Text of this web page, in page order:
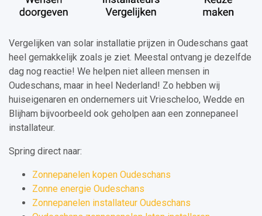
Vergelijken van solar installatie prijzen in Oudeschans gaat
heel gemakkelijk zoals je ziet. Meestal ontvang je dezelfde
dag nog reactie! We helpen niet alleen mensen in
Oudeschans, maar in heel Nederland! Zo hebben wij
huiseigenaren en ondernemers uit Vriescheloo, Wedde en
Blijham bijvoorbeeld ook geholpen aan een zonnepaneel
installateur.
Spring direct naar:
Zonnepanelen kopen Oudeschans
Zonne energie Oudeschans
Zonnepanelen installateur Oudeschans